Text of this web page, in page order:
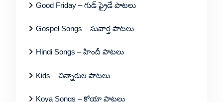
Good Friday – గుడ్ ఫ్రైడే పాటలు
Gospel Songs – సువార్త పాటలు
Hindi Songs – హిందీ పాటలు
Kids – చిన్నారుల పాటలు
Koya Songs – కోయా పాటలు